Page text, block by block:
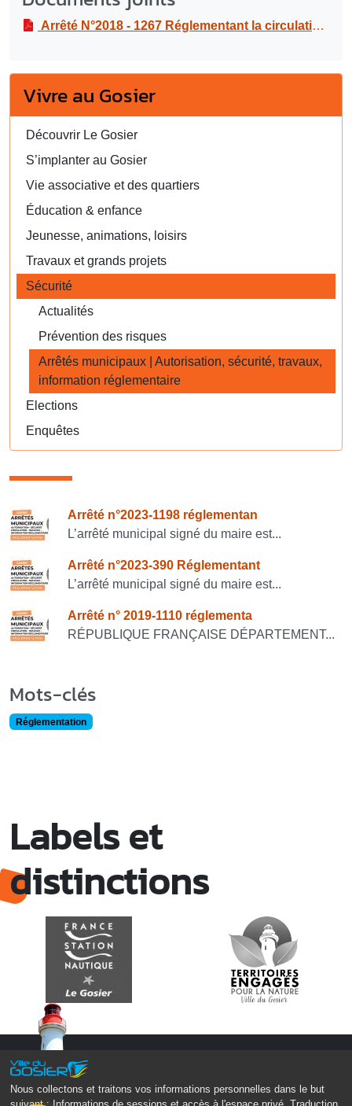
Nous collectons et traitons vos informations personnelles dans le but
Arrêté N°2018 - 1267 Réglementant la circulation et le stationnement au Boulodrome de la Datcha dans le cadre de la manifestation “Mèt a tambou Gozié tambours croisés” Le samedi 24 novembre 2018
Vivre au Gosier
Découvrir Le Gosier
S’implanter au Gosier
Vie associative et des quartiers
Éducation & enfance
Jeunesse, animations, loisirs
Travaux et grands projets
Sécurité
Actualités
Prévention des risques
Arrêtés municipaux | Autorisation, sécurité, travaux,
information réglementaire
Elections
Enquêtes
Consulter également
Arrêté n°2023-1198 réglementan
L’arrêté municipal signé du maire est...
Arrêté n°2023-390 Réglementant
L’arrêté municipal signé du maire est...
Arrêté n° 2019-1110 réglementa
RÉPUBLIQUE FRANÇAISE DÉPARTEMENT...
Mots-clés
Réglementation
Labels et
distinctions